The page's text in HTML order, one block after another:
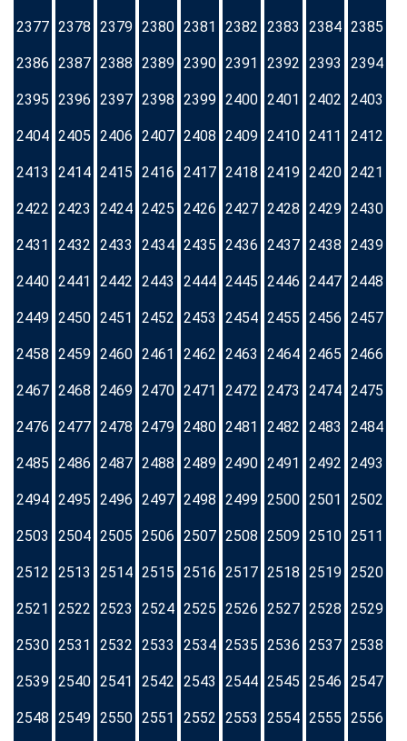
2377 2378 2379 2380 2381 2382 2383 2384 2385
2386 2387 2388 2389 2390 2391 2392 2393 2394
2395 2396 2397 2398 2399 2400 2401 2402 2403
2404 2405 2406 2407 2408 2409 2410 2411 2412
2413 2414 2415 2416 2417 2418 2419 2420 2421
2422 2423 2424 2425 2426 2427 2428 2429 2430
2431 2432 2433 2434 2435 2436 2437 2438 2439
2440 2441 2442 2443 2444 2445 2446 2447 2448
2449 2450 2451 2452 2453 2454 2455 2456 2457
2458 2459 2460 2461 2462 2463 2464 2465 2466
2467 2468 2469 2470 2471 2472 2473 2474 2475
2476 2477 2478 2479 2480 2481 2482 2483 2484
2485 2486 2487 2488 2489 2490 2491 2492 2493
2494 2495 2496 2497 2498 2499 2500 2501 2502
2503 2504 2505 2506 2507 2508 2509 2510 2511
2512 2513 2514 2515 2516 2517 2518 2519 2520
2521 2522 2523 2524 2525 2526 2527 2528 2529
2530 2531 2532 2533 2534 2535 2536 2537 2538
2539 2540 2541 2542 2543 2544 2545 2546 2547
2548 2549 2550 2551 2552 2553 2554 2555 2556